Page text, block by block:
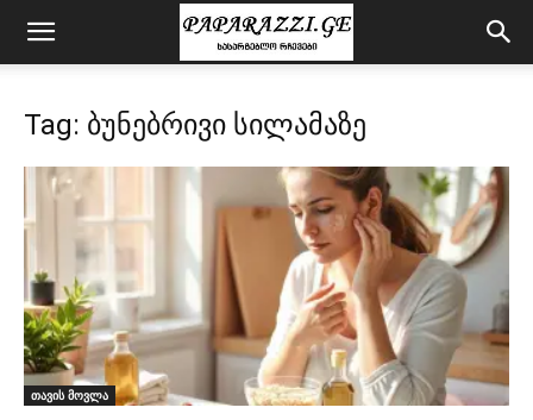
Tag: ბუნებრივი სილამაზე
თავის მოვლა